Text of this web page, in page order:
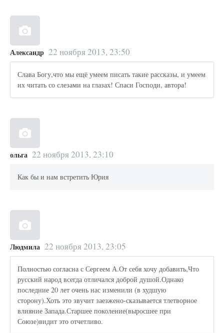
Александр 22 ноября 2013, 23:50
Слава Богу,что мы ещё умеем писать такие рассказы, и умеем
их читать со слезами на глазах! Спаси Господи, автора!
ольга 22 ноября 2013, 23:10
Как бы и нам встретить Юрия
Людмила 22 ноября 2013, 23:05
Полностью согласна с Сергеем А.От себя хочу добавить,Что
русский народ всегда отличался доброй душой.Однако
последние 20 лет очень нас изменили (в худшую
сторону).Хоть это звучит заезжено-сказывается тлетворное
влияние Запада.Старшее поколение(выросшее при
Союзе)видит это отчетливо.